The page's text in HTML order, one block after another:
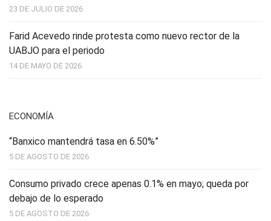
23 DE JULIO DE 2026
Farid Acevedo rinde protesta como nuevo rector de la
UABJO para el periodo
14 DE MAYO DE 2026
ECONOMÍA
“Banxico mantendrá tasa en 6.50%”
5 DE AGOSTO DE 2026
Consumo privado crece apenas 0.1% en mayo; queda por
debajo de lo esperado
5 DE AGOSTO DE 2026